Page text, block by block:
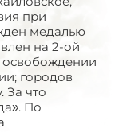
при
медалью
на 2-ой
освобождении
городов
За что
По